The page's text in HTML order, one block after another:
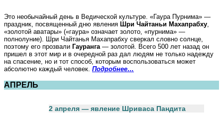
Это необычайный день в Ведической культуре. «Гаура Пурнима» —
праздник, посвященный дню явления Шри Чайтаньи Махапрабху
«золотой аватары» («гаура» означает золото, «пурнима» —
полнолуние). Шри Чайтанья Махапрабху сверкал словно солнце,
поэтому его прозвали Гауранга — золотой. Всего 500 лет назад он
пришел в этот мир и в очередной раз дал людям не только надежду
на спасение, но и тот способ, которым воспользоваться может
абсолютно каждый человек. Подробнее…
АПРЕЛЬ
2 апреля — явление Шриваса Пандита